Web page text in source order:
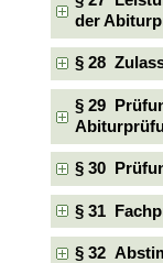
der
§ 28
§ 29
§ 30
§ 31
§ 32